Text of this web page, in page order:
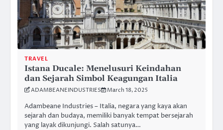
TRAVEL
Istana Ducale: Menelusuri Keindahan
dan Sejarah Simbol Keagungan Italia
ADAMBEANEINDUSTRIES March 18, 2025
Adambeane Industries – Italia, negara yang kaya akan
sejarah dan budaya, memiliki banyak tempat bersejarah
yang layak dikunjungi. Salah satunya…